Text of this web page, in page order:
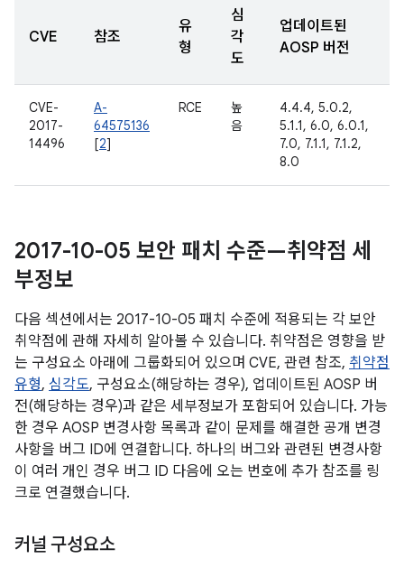
CVE 참조
유
형
심
각
도
업데이트된
AOSP 버전
CVE-
2017-
14496
A-
64575136
[2]
RCE
높
음
4.4.4, 5.0.2,
5.1.1, 6.0, 6.0.1,
7.0, 7.1.1, 7.1.2,
8.0
2017-10-05 보안 패치 수준—취약점 세
부정보
다음 섹션에서는 2017-10-05 패치 수준에 적용되는 각 보안
취약점에 관해 자세히 알아볼 수 있습니다. 취약점은 영향을 받
는 구성요소 아래에 그룹화되어 있으며 CVE, 관련 참조, 취약점
유형, 심각도, 구성요소(해당하는 경우), 업데이트된 AOSP 버
전(해당하는 경우)과 같은 세부정보가 포함되어 있습니다. 가능
한 경우 AOSP 변경사항 목록과 같이 문제를 해결한 공개 변경
사항을 버그 ID에 연결합니다. 하나의 버그와 관련된 변경사항
이 여러 개인 경우 버그 ID 다음에 오는 번호에 추가 참조를 링
크로 연결했습니다.
커널 구성요소